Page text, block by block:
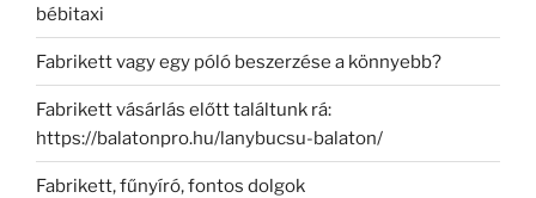
bébitaxi
Fabrikett vagy egy póló beszerzése a könnyebb?
Fabrikett vásárlás előtt találtunk rá:
https://balatonpro.hu/lanybucsu-balaton/
Fabrikett, fűnyíró, fontos dolgok